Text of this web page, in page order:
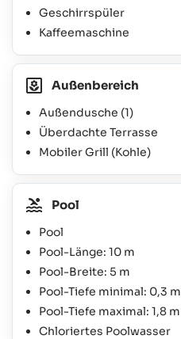
Geschirrspüler
Kaffeemaschine
Außenbereich
Außendusche (1)
Überdachte Terrasse
Mobiler Grill (Kohle)
Pool
Pool
Pool-Länge: 10 m
Pool-Breite: 5 m
Pool-Tiefe minimal: 0,3 m
Pool-Tiefe maximal: 1,8 m
Chloriertes Poolwasser